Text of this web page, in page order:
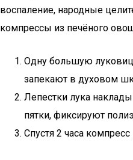
воспаление, народные
компрессы из печёного
Одну большую
запекают в духовом
Лепестки лука
пятки, фиксируют
Спустя 2 часа